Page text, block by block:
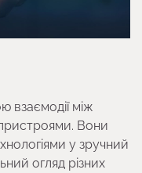
взаємодії між
Вони
у зручний
огляд різних